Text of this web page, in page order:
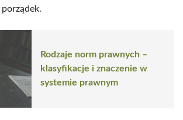
Rodzaje norm prawnych –
klasyfikacje i znaczenie w
systemie prawnym